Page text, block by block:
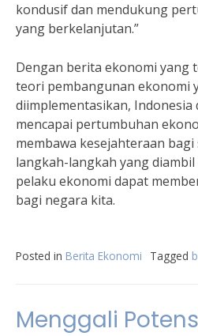
kondusif dan mendukung
yang berkelanjutan.”
Dengan berita ekonomi yang
teori pembangunan ekonomi
diimplementasikan,
mencapai pertumbuhan
membawa kesejahteraan
langkah-langkah yang
pelaku ekonomi dapat
bagi negara kita.
Posted in Berita Ekonomi Tagged
Menggali